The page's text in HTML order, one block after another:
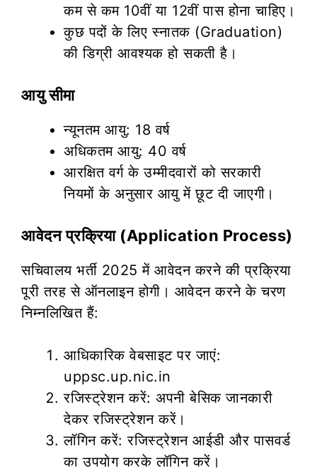
कम से कम 10वीं या 12वीं पास होना चाहिए।
कुछ पदों के लिए स्नातक (Graduation)
की डिग्री आवश्यक हो सकती है।
आयु सीमा
न्यूनतम आयु: 18 वर्ष
अधिकतम आयु: 40 वर्ष
आरक्षित वर्ग के उम्मीदवारों को सरकारी
नियमों के अनुसार आयु में छूट दी जाएगी।
आवेदन प्रक्रिया (Application Process)
सचिवालय भर्ती 2025 में आवेदन करने की प्रक्रिया
पूरी तरह से ऑनलाइन होगी। आवेदन करने के चरण
निम्नलिखित हैं:
आधिकारिक वेबसाइट पर जाएं:
uppsc.up.nic.in
रजिस्ट्रेशन करें: अपनी बेसिक जानकारी
देकर रजिस्ट्रेशन करें।
लॉगिन करें: रजिस्ट्रेशन आईडी और पासवर्ड
का उपयोग करके लॉगिन करें।